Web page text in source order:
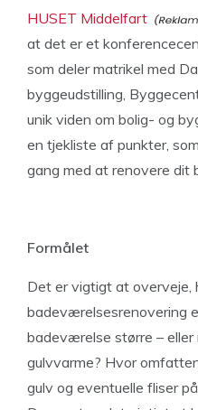
HUSET Middelfart
at det er et
som deler matrikel med
byggeudstilling,
unik viden om bolig- og
en tjekliste af punkter,
gang med at renovere dit
Formålet
Det er vigtigt at overveje,
badeværelsesrenovering
badeværelse større –
gulvvarme? Hvor
gulv og eventuelle fliser